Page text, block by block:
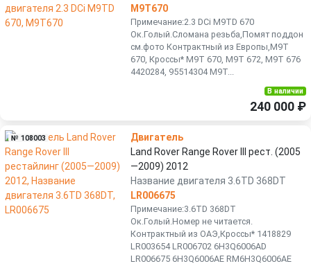
M9T670
Примечание:2.3 DCi M9TD 670
Ок.Голый.Сломана резьба,Помят поддон
см.фото Контрактный из Европы,M9T
670, Кроссы* М9Т 670, М9T 672, M9Т 676
4420284, 95514304 M9T...
В наличии
240 000 ₽
№ 108003
Двигатель
Land Rover Range Rover III рест. (2005
—2009) 2012
Название двигателя 3.6TD 368DT
LR006675
Примечание:3.6TD 368DT
Ок.Голый.Номер не читается.
Контрактный из ОАЭ,Кроссы* 1418829
LR003654 LR006702 6Н3Q6006АD
LR006675 6H3Q6006AЕ RM6Н3Q6006AЕ